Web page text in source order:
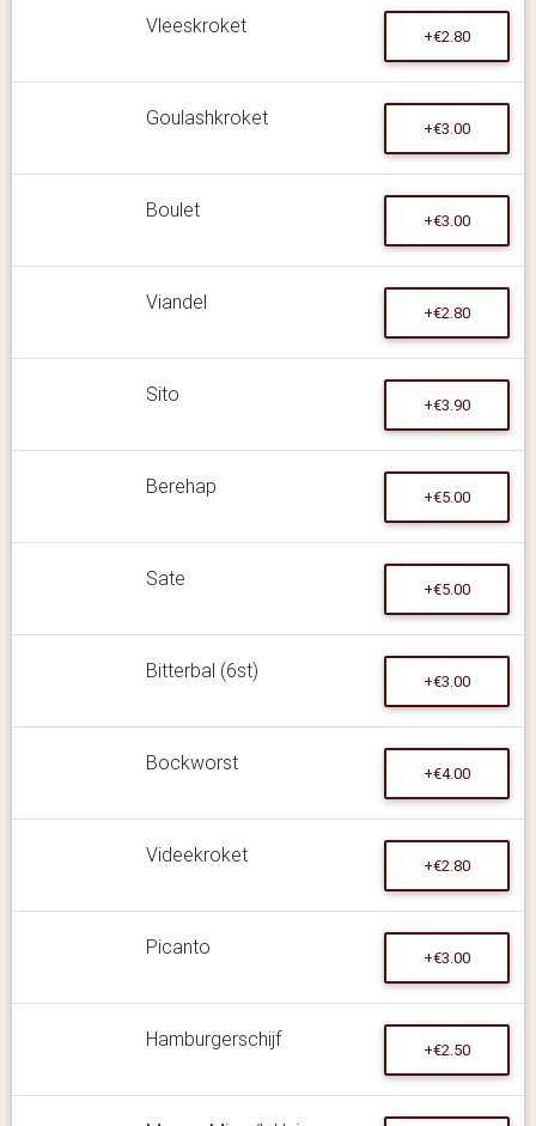
Vleeskroket +€2.80
Goulashkroket +€3.00
Boulet +€3.00
Viandel +€2.80
Sito +€3.90
Berehap +€5.00
Sate +€5.00
Bitterbal (6st) +€3.00
Bockworst +€4.00
Videekroket +€2.80
Picanto +€3.00
Hamburgerschijf +€2.50